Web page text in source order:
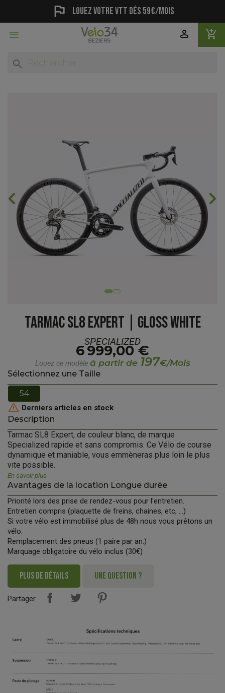
flag Louez votre vtt dés 59€/mois
 add_shopping_cart
person
search
chevron_backward chevron_forward
TARMAC SL8 EXPERT | GLOSS WHITE
SPECIALIZED
6 999,00 €
Louez ce modèle à partir de 197€/Mois
Sélectionnez une Taille
54
 Derniers articles en stock
Description
Tarmac SL8 Expert, de couleur blanc, de marque
Specialized rapide et sans compromis. Ce Vélo de course
dynamique et maniable, vous emmèneras plus loin le plus
vite possible.
En savoir plus
Avantages de la location Longue durée
Priorité lors des prise de rendez-vous pour l'entretien.
Entretien compris (plaquette de freins, chaines, etc, ...)
Si votre vélo est immobilisé plus de 48h nous vous prêtons un
vélo.
Remplacement des pneus (1 paire par an.)
Marquage obligatoire du vélo inclus (30€)
PLUS DE DÉTAILS UNE QUESTION ?
Partager